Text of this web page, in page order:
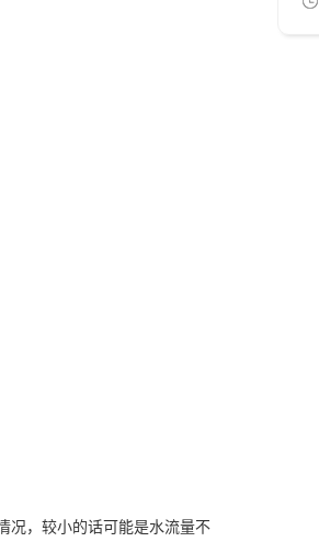
，较小的话可能是水流量不